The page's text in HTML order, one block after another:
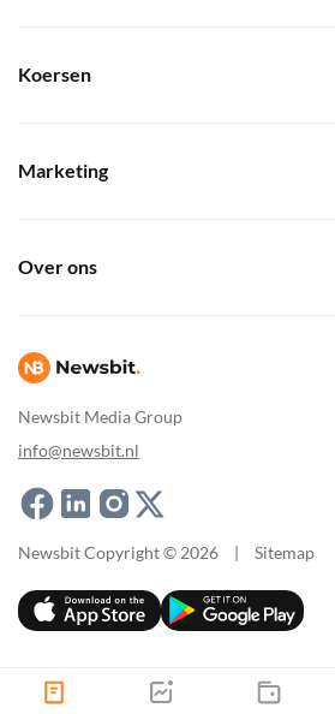
Newsbit Media Group
info@newsbit.nl
Koersen
Marketing
Over ons
Newsbit Copyright © 2026 | Sitemap